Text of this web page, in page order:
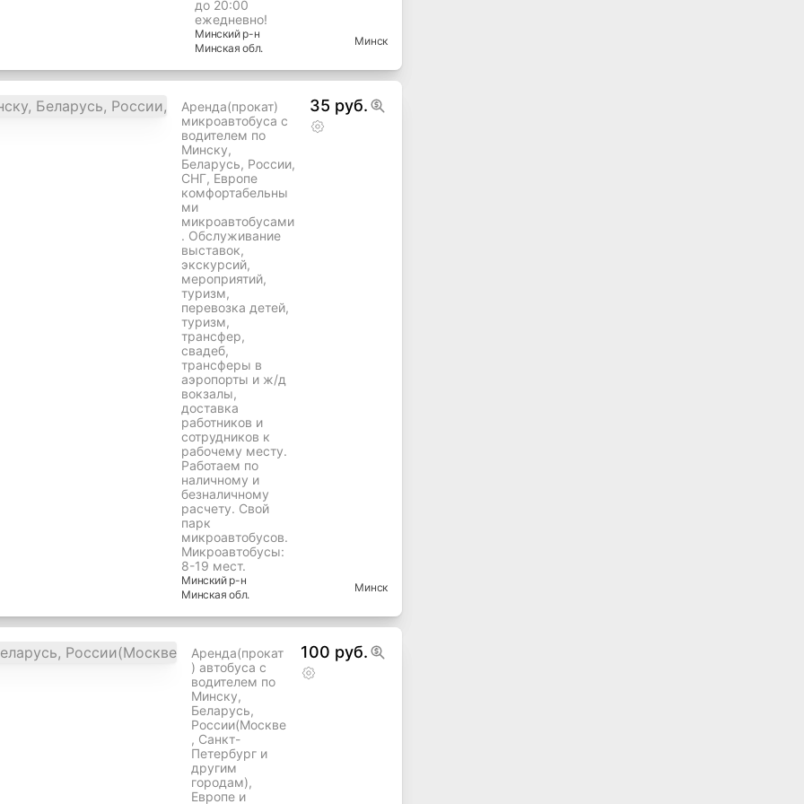
до 20:00
ежедневно!
Минскийр-н
Минская обл.
Минск
Аренда(прокат)
микроавтобуса с
водителем по
Минску,
Беларусь, России,
СНГ, Европе
комфортабельны
ми
микроавтобусами
. Обслуживание
выставок,
экскурсий,
мероприятий,
туризм,
перевозка детей,
туризм,
трансфер,
свадеб,
трансферы в
аэропорты и ж/д
вокзалы,
доставка
работников и
сотрудников к
рабочему месту.
Работаем по
наличному и
безналичному
расчету. Свой
парк
микроавтобусов.
Микроавтобусы:
8-19 мест.
35 руб.
Минскийр-н
Минская обл.
Минск
Аренда(прокат
) автобуса с
водителем по
Минску,
Беларусь,
России(Москве
, Санкт-
Петербург и
другим
городам),
Европе и
100 руб.